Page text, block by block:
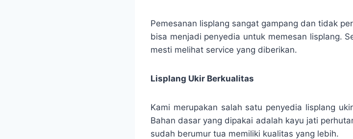
Pemesanan lisplang sangat gampang dan tidak
bisa menjadi penyedia untuk memesan lisplang.
mesti melihat service yang diberikan.
Lisplang Ukir Berkualitas
Kami merupakan salah satu penyedia lisplang
Bahan dasar yang dipakai adalah kayu jati
sudah berumur tua memiliki kualitas yang lebih.